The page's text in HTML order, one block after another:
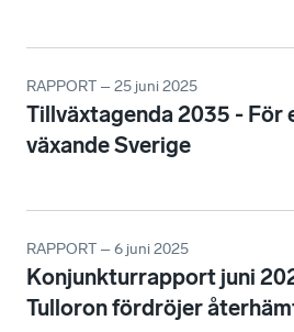
RAPPORT – 25 juni 2025
Tillväxtagenda 2035 - För
växande Sverige
RAPPORT – 6 juni 2025
Konjunkturrapport juni
Tulloron fördröjer